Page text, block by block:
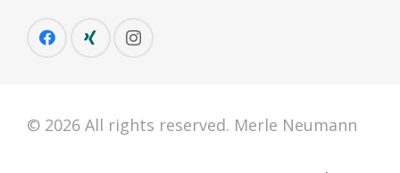
© 2026 All rights reserved. Merle Neumann